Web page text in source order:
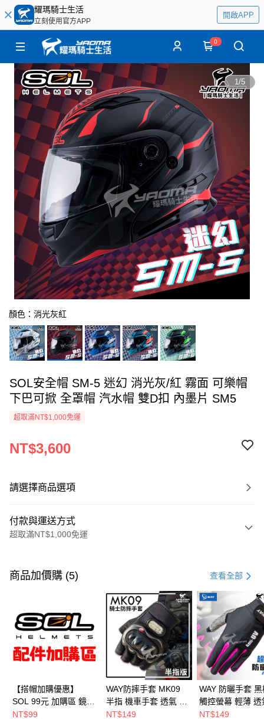
耀瑪騎士生活
立刻使用官方APP
開啟APP
0
1/5
顏色：消光灰紅
SOL安全帽 SM-5 迷幻 消光灰/紅 霧面 可樂帽
下巴可掀 全罩帽 汽水帽 雙D扣 內墨片 SM5
超取滿NT$1,000免運
NT$3,600
請選擇商品選項
付款與運送方式
超取滿NT$1,000免運
信用卡一次付款
Apple Pay
ATM付款
全家取貨付款(安全帽一頂以上請選宅配)
每筆NT$60，滿NT$1,000(含以上)免運費
商品加價購 (5) 查看全部
【搭帽加購優惠】
SOL 99元 加購區 鏡片
內襯 內置墨鏡 防水帽
NT$99
WAY防摔手套 MK09
半指 機車手套 透氣 硬
殼護具 騎車 腳踏車 爬
NT$149
WAY 防曬手套
觸控螢幕 輕薄 透
滑 反光 機車手套
NT$149